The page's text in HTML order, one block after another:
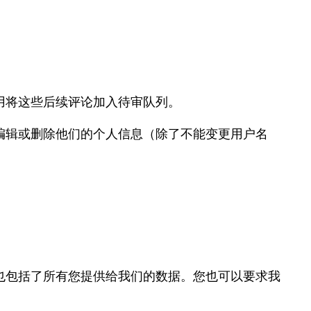
这些后续评论加入待审队列。
或删除他们的个人信息（除了不能变更用户名
括了所有您提供给我们的数据。您也可以要求我